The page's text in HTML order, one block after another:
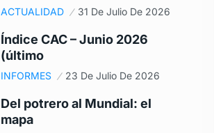
ACTUALIDAD 31 De Julio De 2026
Índice CAC – Junio 2026
(último
INFORMES 23 De Julio De 2026
Del potrero al Mundial: el
mapa